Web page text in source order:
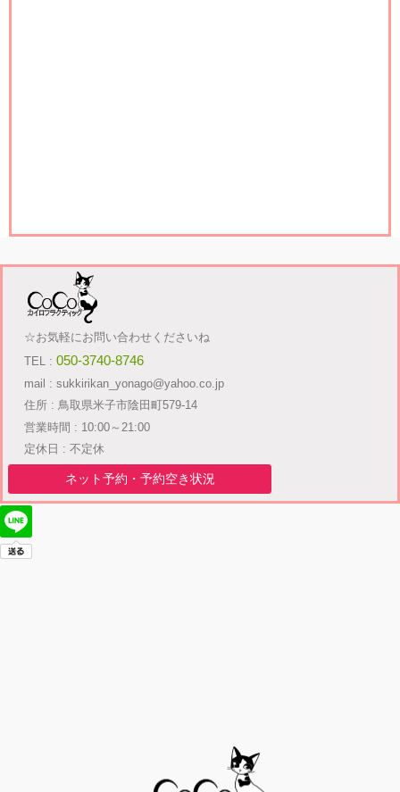
☆お気軽にお問い合わせくださいね
TEL :050-3740-8746
mail : sukkirikan_yonago@yahoo.co.jp
住所 : 鳥取県米子市陰田町579-14
営業時間 : 10:00～21:00
定休日 : 不定休
ネット予約・予約空き状況